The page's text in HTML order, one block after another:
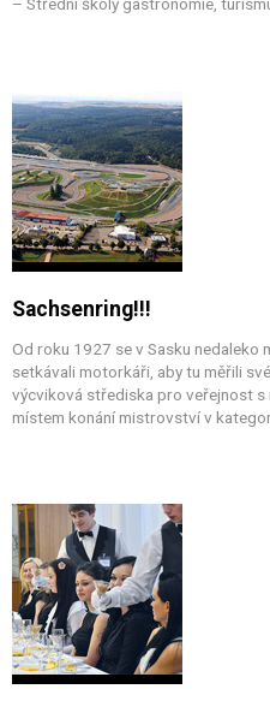
– Střední školy gastronomie,
Sachsenring!!!
Od roku 1927 se v Sasku nedaleko
setkávali motorkáři, aby tu měřili
výcviková střediska pro veřejnost
místem konání mistrovství v